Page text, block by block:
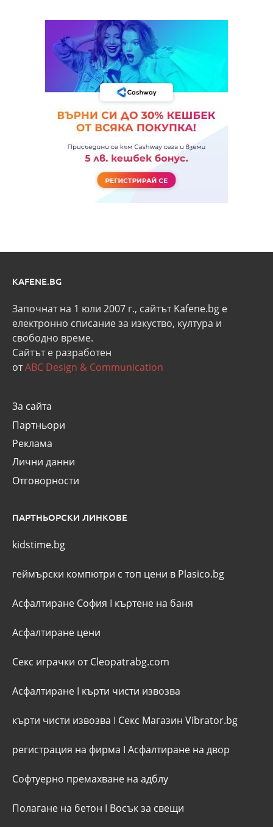
KAFENE.BG
Започнат на 1 юли 2007 г., сайтът Kafene.bg e
eлектронно списание за изкуство, култура и
свободно време.
Сайтът е разработен
отABC Design & Communication
За сайта
Партньори
Реклама
Лични данни
Отговорности
ПАРТНЬОРСКИ ЛИНКОВЕ
kidstime.bg
геймърски компютри с топ цени в Plasico.bg
Асфалтиране София I къртене на баня
Асфалтиране цени
Секс играчки от Cleopatrabg.com
Асфалтиране I кърти чисти извозва
кърти чисти извозва I Секс Магазин Vibrator.bg
регистрация на фирма I Асфалтиране на двор
Софтуерно премахване на адблу
Полагане на бетон I Восък за свещи